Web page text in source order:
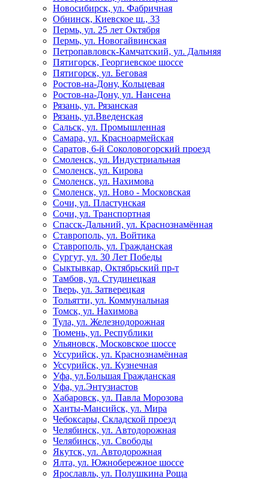
Новосибирск, ул. Фабричная
Обнинск, Киевское ш., 33
Пермь, ул. 25 лет Октября
Пермь, ул. Новогайвинская
Петропавловск-Камчатский, ул. Дальняя
Пятигорск, Георгиевское шоссе
Пятигорск, ул. Беговая
Ростов-на-Дону, Кольцевая
Ростов-на-Дону, ул. Нансена
Рязань, ул. Рязанская
Рязань, ул.Введенская
Сальск, ул. Промышленная
Самара, ул. Красноармейская
Саратов, 6-й Соколовогорский проезд
Смоленск, ул. Индустриальная
Смоленск, ул. Кирова
Смоленск, ул. Нахимова
Смоленск, ул. Ново - Московская
Сочи, ул. Пластунская
Сочи, ул. Транспортная
Спасск-Дальний, ул. Краснознамённая
Ставрополь, ул. Войтика
Ставрополь, ул. Гражданская
Сургут, ул. 30 Лет Победы
Сыктывкар, Октябрьский пр-т
Тамбов, ул. Студинецкая
Тверь, ул. Затверецкая
Тольятти, ул. Коммунальная
Томск, ул. Нахимова
Тула, ул. Железнодорожная
Тюмень, ул. Республики
Ульяновск, Московское шоссе
Уссурийск, ул. Краснознамённая
Уссурийск, ул. Кузнечная
Уфа, ул.Большая Гражданская
Уфа, ул.Энтузиастов
Хабаровск, ул. Павла Морозова
Ханты-Мансийск, ул. Мира
Чебоксары, Складской проезд
Челябинск, ул. Автодорожная
Челябинск, ул. Свободы
Якутск, ул. Автодорожная
Ялта, ул. Южнобережное шоссе
Ярославль, ул. Полушкина Роща